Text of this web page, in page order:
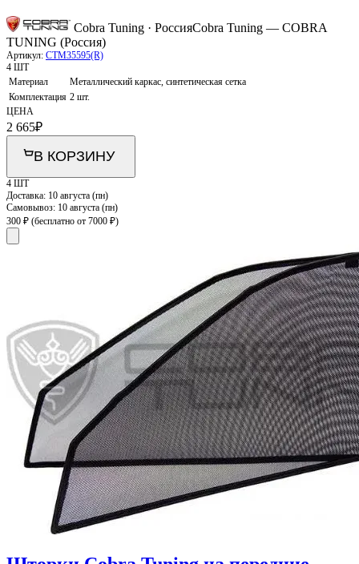
Cobra Tuning · РоссияCobra Tuning — COBRA
TUNING (Россия)
Артикул: CTM35595(R)
4 ШТ
Материал
Металлический каркас, синтетическая сетка
Комплектация 2 шт.
ЦЕНА
2 665₽
В КОРЗИНУ
4 ШТ
Доставка: 10 августа (пн)
Самовывоз: 10 августа (пн)
300 ₽ (бесплатно от 7000 ₽)